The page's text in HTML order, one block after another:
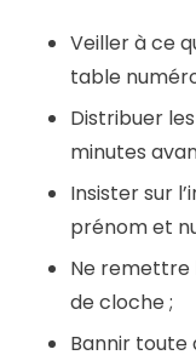
Veiller à ce
table
Distribuer
minutes
Insister sur
prénom et
Ne remettre
de cloche ;
Bannir toute